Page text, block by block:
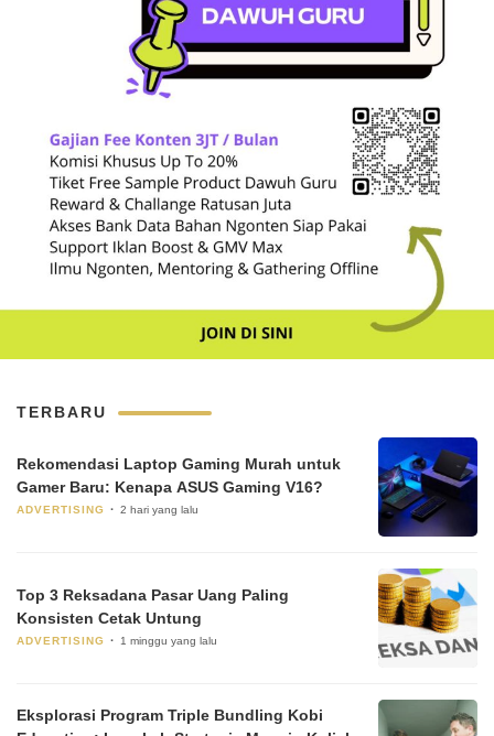
TERBARU
Rekomendasi Laptop Gaming Murah untuk
Gamer Baru: Kenapa ASUS Gaming V16?
ADVERTISING 2 hari yang lalu
Top 3 Reksadana Pasar Uang Paling
Konsisten Cetak Untung
ADVERTISING 1 minggu yang lalu
Eksplorasi Program Triple Bundling Kobi